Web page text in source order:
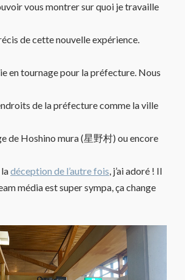
vous montrer sur quoi je travaille
de cette nouvelle expérience.
en tournage pour la préfecture. Nous
de la préfecture comme la ville
de Hoshino mura (星野村) ou encore
déception de l’autre fois, j’ai adoré ! Il
média est super sympa, ça change